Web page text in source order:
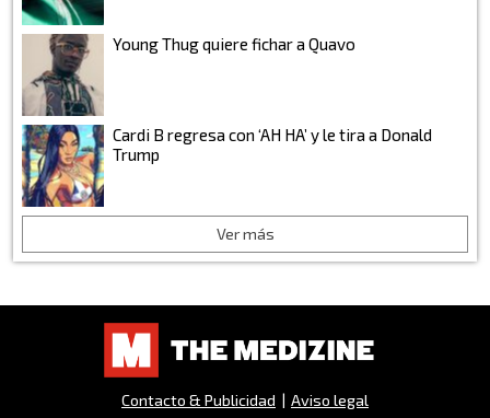
Young Thug quiere fichar a Quavo
Cardi B regresa con ‘AH HA’ y le tira a Donald
Trump
Ver más
Contacto & Publicidad | Aviso legal